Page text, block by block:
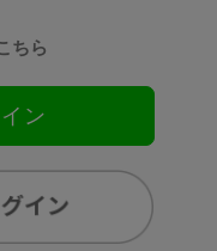
ちら
ン